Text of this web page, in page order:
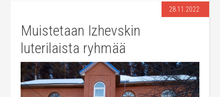
28.11.2022
Muistetaan Izhevskin
luterilaista ryhmää